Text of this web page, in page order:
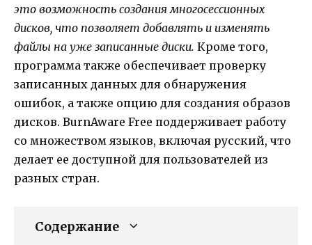
это возможность создания многосессионных
дисков, что позволяет добавлять и изменять
файлы на уже записанные диски. Кроме того,
программа также обеспечивает проверку
записанных данных для обнаружения
ошибок, а также опцию для создания образов
дисков. BurnAware Free поддерживает работу
со множеством языков, включая русский, что
делает ее доступной для пользователей из
разных стран.
Содержание